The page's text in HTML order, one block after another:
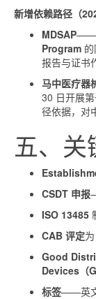
新增依赖路径（
MDSAP
Program
报告与证书
马中医疗器
30 日开展
径依据，对
五、关
CSDT 申报
ISO 13485
CAB 评定
Good
Devices（
标签——英